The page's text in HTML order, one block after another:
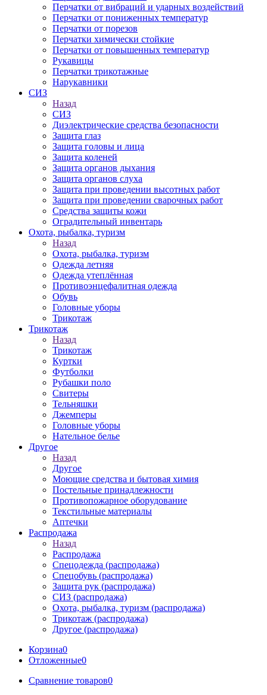
Перчатки от вибраций и ударных воздействий
Перчатки от пониженных температур
Перчатки от порезов
Перчатки химически стойкие
Перчатки от повышенных температур
Рукавицы
Перчатки трикотажные
Нарукавники
СИЗ
Назад
СИЗ
Диэлектрические средства безопасности
Защита глаз
Защита головы и лица
Защита коленей
Защита органов дыхания
Защита органов слуха
Защита при проведении высотных работ
Защита при проведении сварочных работ
Средства защиты кожи
Оградительный инвентарь
Охота, рыбалка, туризм
Назад
Охота, рыбалка, туризм
Одежда летняя
Одежда утеплённая
Противоэнцефалитная одежда
Обувь
Головные уборы
Трикотаж
Трикотаж
Назад
Трикотаж
Куртки
Футболки
Рубашки поло
Свитеры
Тельняшки
Джемперы
Головные уборы
Нательное белье
Другое
Назад
Другое
Моющие средства и бытовая химия
Постельные принадлежности
Противопожарное оборудование
Текстильные материалы
Аптечки
Распродажа
Назад
Распродажа
Спецодежда (распродажа)
Спецобувь (распродажа)
Защита рук (распродажа)
СИЗ (распродажа)
Охота, рыбалка, туризм (распродажа)
Трикотаж (распродажа)
Другое (распродажа)
Корзина0
Отложенные0
Сравнение товаров0